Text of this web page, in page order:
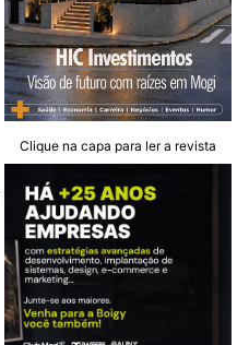
Clique na capa para ler a revista